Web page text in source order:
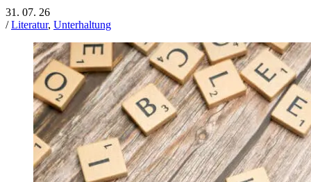
31. 07. 26
/Literatur, Unterhaltung